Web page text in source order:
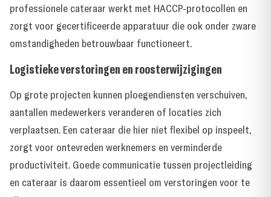
professionele cateraar werkt met HACCP-protocollen en
zorgt voor gecertificeerde apparatuur die ook onder zware
omstandigheden betrouwbaar functioneert.
Logistieke verstoringen en roosterwijzigingen
Op grote projecten kunnen ploegendiensten verschuiven,
aantallen medewerkers veranderen of locaties zich
verplaatsen. Een cateraar die hier niet flexibel op inspeelt,
zorgt voor ontevreden werknemers en verminderde
productiviteit. Goede communicatie tussen projectleiding
en cateraar is daarom essentieel om verstoringen voor te